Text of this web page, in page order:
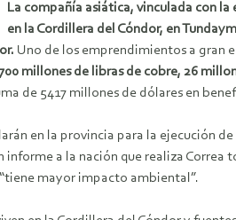
La compañía asiática, vinculada con
en la Cordillera del Cóndor, en
Uno de los emprendimientos a gran
millones de libras de cobre, 26
de 5417 millones de dólares en
en la provincia para la ejecución
a la nación que realiza
mayor impacto ambiental”.